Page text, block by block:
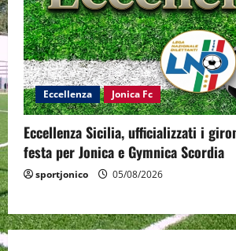
Eccellenza Jonica Fc
Eccellenza Sicilia, ufficializzati i
festa per Jonica e Gymnica Scordia
sportjonico 05/08/2026